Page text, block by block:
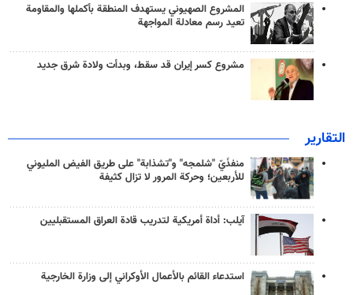
المشروع الصهيوني يستهدف المنطقة بأكملها والمقاومة
تعيد رسم معادلة المواجهة
مشروع كسر إيران قد سقط، وبدأت ولادة شرق جديد
التقارير
منفذَيّ "شلمجه" و"تشذابة" على طريق الفيض المليوني
للأربعين؛ وحركة المرور لا تزال كثيفة
آيلب: أداة أمريكية لتدريب قادة العراق المستقبليين
استدعاء القائم بالأعمال الأوكراني إلى وزارة الخارجية